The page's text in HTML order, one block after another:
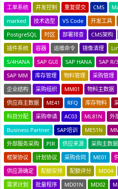
工单系统
并发控制 重复提交 CMS
marked
技术选型 VS Code 开发工具
PostgreSQL
时区 部署排查 CMS架构
插件系统
容器 运维命令 镜像清理
S/4HANA
SAP GUI SAP HANA SAP R/3
SAP MM
库存管理 物料管理 采购管理
企业结构
采购组织 MM01 物料主数据
供应商主数据
ME41 RFQ 库存物料
科目分配
采购申请 AC03 ML81N 外
Business Partner
SAP培训 ME51N
外部服务采购
PIR 供应来源 采购主数据
框架协议
计划协议 采购合同 ME01
供应源确定
配额安排 配额评分 MD04
需求计划
批量程序 MD01N MD02